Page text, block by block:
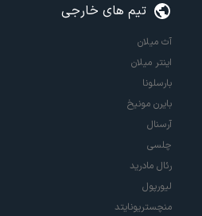
تیم های خارجی
آث میلان
اینتر میلان
بارسلونا
بایرن مونیخ
آرسنال
چلسی
رئال مادرید
لیورپول
منچستریونایتد